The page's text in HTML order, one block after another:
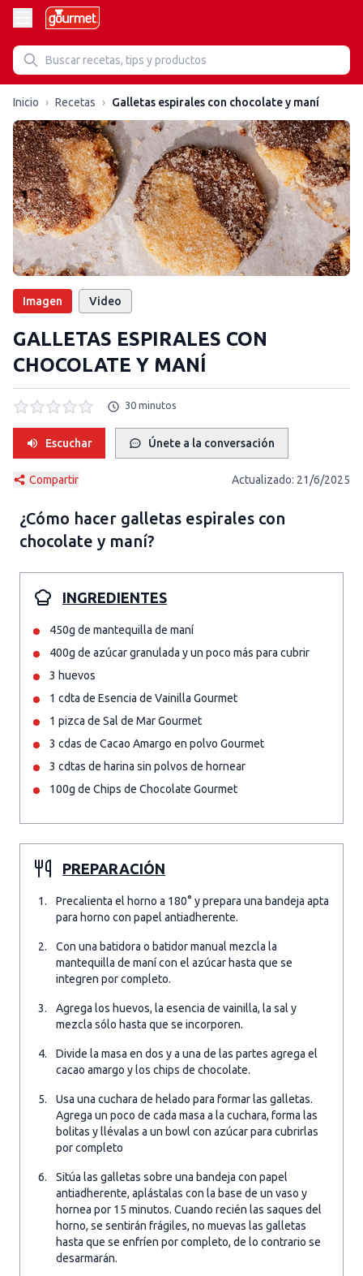
Inicio › Recetas › Galletas espirales con chocolate y maní
Imagen Video
GALLETAS ESPIRALES CON
CHOCOLATE Y MANÍ
30 minutos
Escuchar Únete a la conversación
Compartir Actualizado: 21/6/2025
¿Cómo hacer galletas espirales con
chocolate y maní?
INGREDIENTES
450g de mantequilla de maní
400g de azúcar granulada y un poco más para cubrir
3 huevos
1 cdta de Esencia de Vainilla Gourmet
1 pizca de Sal de Mar Gourmet
3 cdas de Cacao Amargo en polvo Gourmet
3 cdtas de harina sin polvos de hornear
100g de Chips de Chocolate Gourmet
PREPARACIÓN
Precalienta el horno a 180° y prepara una bandeja apta
para horno con papel antiadherente.
Con una batidora o batidor manual mezcla la
mantequilla de maní con el azúcar hasta que se
integren por completo.
Agrega los huevos, la esencia de vainilla, la sal y
mezcla sólo hasta que se incorporen.
Divide la masa en dos y a una de las partes agrega el
cacao amargo y los chips de chocolate.
Usa una cuchara de helado para formar las galletas.
Agrega un poco de cada masa a la cuchara, forma las
bolitas y llévalas a un bowl con azúcar para cubrirlas
por completo
Sitúa las galletas sobre una bandeja con papel
antiadherente, aplástalas con la base de un vaso y
hornea por 15 minutos. Cuando recién las saques del
horno, se sentirán frágiles, no muevas las galletas
hasta que se enfríen por completo, de lo contrario se
desarmarán.